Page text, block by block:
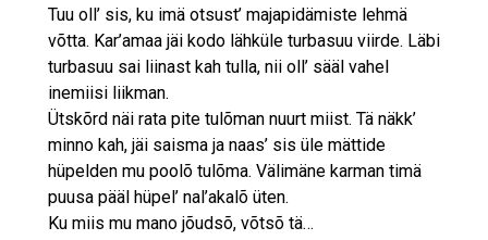
Tuu oll’ sis, ku imä otsust’ majapidämiste lehmä
võtta. Kar’amaa jäi kodo lähküle turbasuu viirde. Läbi
turbasuu sai liinast kah tulla, nii oll’ sääl vahel
inemiisi liikman.
Ütskõrd näi rata pite tulõman nuurt miist. Tä näkk’
minno kah, jäi saisma ja naas’ sis üle mättide
hüpelden mu poolõ tulõma. Välimäne karman timä
puusa pääl hüpel’ nal’akalõ üten.
Ku miis mu mano jõudsõ, võtsõ tä…